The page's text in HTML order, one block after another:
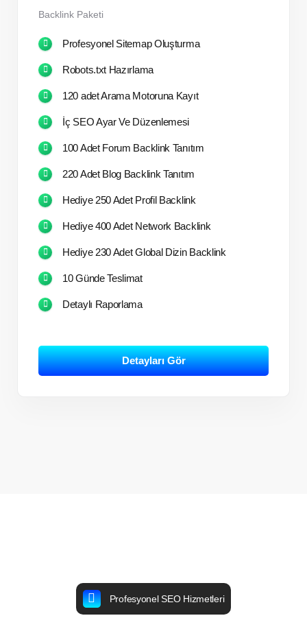
Backlink Paketi
Profesyonel Sitemap Oluşturma
Robots.txt Hazırlama
120 adet Arama Motoruna Kayıt
İç SEO Ayar Ve Düzenlemesi
100 Adet Forum Backlink Tanıtım
220 Adet Blog Backlink Tanıtım
Hediye 250 Adet Profil Backlink
Hediye 400 Adet Network Backlink
Hediye 230 Adet Global Dizin Backlink
10 Günde Teslimat
Detaylı Raporlama
Detayları Gör
Profesyonel SEO Hizmetleri